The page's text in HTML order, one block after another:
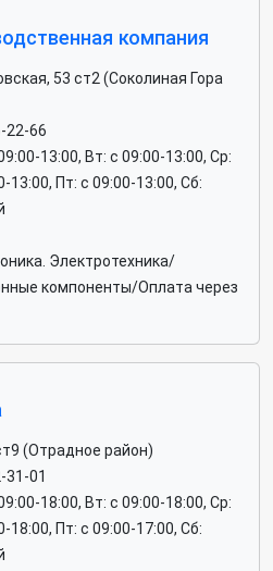
компания
53 ст2 (Соколиная Гора
22-66
13:00, Вт: c 09:00-13:00, Ср:
13:00, Пт: c 09:00-13:00, Сб:
Электротехника/
компоненты/Оплата через
(Отрадное район)
31-01
18:00, Вт: c 09:00-18:00, Ср:
18:00, Пт: c 09:00-17:00, Сб: